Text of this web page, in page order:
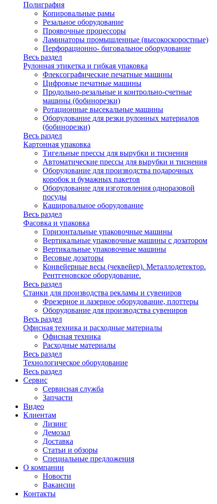
Полиграфия
Копировальные рамы
Резальное оборудование
Проявочные процессоры
Ламинаторы промышленные (высокоскоростные)
Перфорационно- биговальное оборудование
Весь раздел
Рулонная этикетка и гибкая упаковка
Флексографические печатные машины
Цифровые печатные машины
Продольно-резальные и контрольно-счетные
машины (бобинорезки)
Ротационные высекальные машины
Оборудование для резки рулонных материалов
(бобинорезки)
Весь раздел
Картонная упаковка
Тигельные прессы для вырубки и тиснения
Автоматические прессы для вырубки и тиснения
Оборудование для производства подарочных
коробок и бумажных пакетов
Оборудование для изготовления одноразовой
посуды
Кашировальное оборудование
Весь раздел
Фасовка и упаковка
Горизонтальные упаковочные машины
Вертикальные упаковочные машины с дозатором
Вертикальные упаковочные машины
Весовые дозаторы
Конвейерные весы (чеквейер). Металлодетектор.
Рентгеновское оборудование.
Весь раздел
Станки для производства рекламы и сувениров
Фрезерное и лазерное оборудование, плоттеры
Оборудование для производства сувениров
Весь раздел
Офисная техника и расходные материалы
Офисная техника
Расходные материалы
Весь раздел
Технологическое оборудование
Весь раздел
Сервис
Сервисная служба
Запчасти
Видео
Клиентам
Лизинг
Демозал
Доставка
Статьи и обзоры
Специальные предложения
О компании
Новости
Вакансии
Контакты